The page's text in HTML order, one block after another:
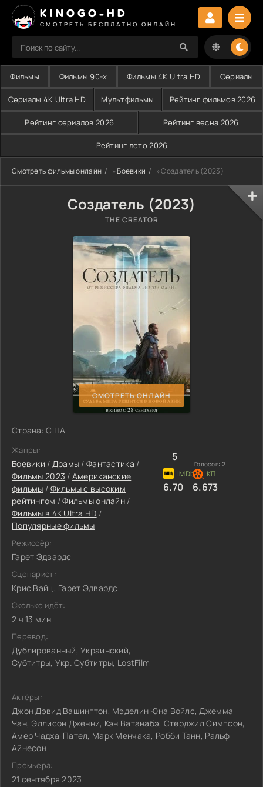
KINOGO-HD
СМОТРЕТЬ БЕСПЛАТНО ОНЛАЙН
Фильмы Фильмы 90-х Фильмы 4K Ultra HD Сериалы
Сериалы 4K Ultra HD Мультфильмы Рейтинг фильмов 2026
Рейтинг сериалов 2026 Рейтинг весна 2026
Рейтинг лето 2026
Смотреть фильмы онлайн »Боевики » Создатель (2023)
Создатель (2023)
THE CREATOR
СМОТРЕТЬ ОНЛАЙН
Страна: США
Жанры:
Боевики / Драмы /Фантастика /
Фильмы 2023 / Американские
фильмы / Фильмы с высоким
рейтингом /Фильмы онлайн /
Фильмы в 4K Ultra HD /
Популярные фильмы
Режиссёр:
Гарет Эдвардс
Сценарист:
Крис Вайц, Гарет Эдвардс
Сколько идёт:
2 ч 13 мин
Перевод:
Дублированный, Украинский,
Субтитры, Укр. Субтитры, LostFilm
5
Голосов: 2
6.70 6.673
Актёры:
Джон Дэвид Вашингтон, Мэделин Юна Войлс, Джемма
Чан, Эллисон Дженни, Кэн Ватанабэ, Стерджил Симпсон,
Амер Чадха-Пател, Марк Менчака, Робби Танн, Ральф
Айнесон
Премьера:
21 сентября 2023